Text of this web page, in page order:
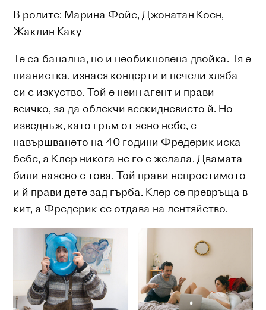
В ролите: Марина Фойс, Джонатан Коен,
Жаклин Каку
Те са банална, но и необикновена двойка. Тя е
пианистка, изнася концерти и печели хляба
си с изкуство. Той е неин агент и прави
всичко, за да облекчи всекидневието й. Но
изведнъж, като гръм от ясно небе, с
навършването на 40 години Фредерик иска
бебе, а Клер никога не го е желала. Двамата
били наясно с това. Той прави непростимото
и й прави дете зад гърба. Клер се превръща в
кит, а Фредерик се отдава на лентяйство.